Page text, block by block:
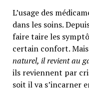
L’usage des
dans les soins.
faire taire les
certain confort.
naturel, il revient au
ils reviennent par
soit il va s’incarner